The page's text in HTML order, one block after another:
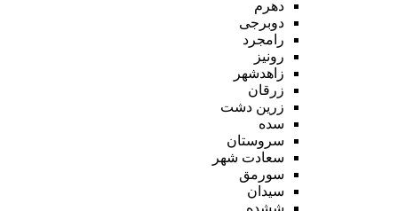
دهرم
دوبرجی
رامجرد
رونیز
زاهدشهر
زرقان
زرین دشت
سده
سروستان
سعادت شهر
سورمق
سیدان
ششده